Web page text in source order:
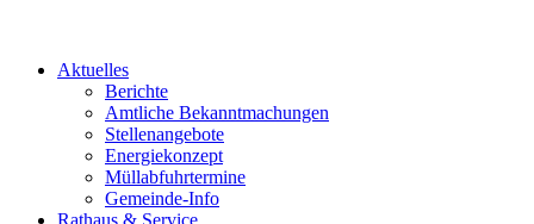
Aktuelles
Berichte
Amtliche Bekanntmachungen
Stellenangebote
Energiekonzept
Müllabfuhrtermine
Gemeinde-Info
Rathaus & Service